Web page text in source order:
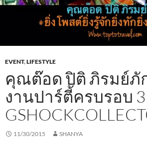
EVENT,LIFESTYLE
คุณต๊อด ปิติ ภิรมย์ภั
งานปาร์ตี้ครบรอบ
11/30/2015 SHANYA